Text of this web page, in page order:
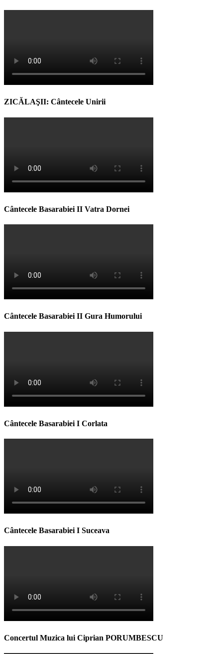
ZICĂLAŞII: Cântecele Unirii
Cântecele Basarabiei II Vatra Dornei
Cântecele Basarabiei II Gura Humorului
Cântecele Basarabiei I Corlata
Cântecele Basarabiei I Suceava
Concertul Muzica lui Ciprian PORUMBESCU